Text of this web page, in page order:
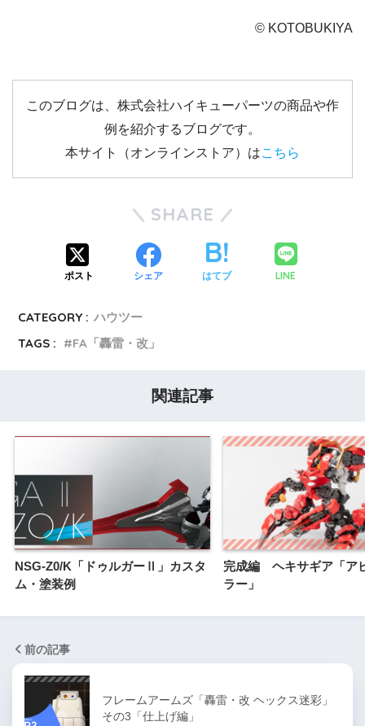
© KOTOBUKIYA
このブログは、株式会社ハイキューパーツの商品や作
例を紹介するブログです。
本サイト（オンラインストア）はこちら
SHARE
ポスト シェア はてブ LINE
CATEGORY : ハウツー
TAGS :
FA「轟雷・改」
関連記事
NSG-Z0/K「ドゥルガーⅡ」カスタ
ム・塗装例
完成編 ヘキサギア「ア
ラー」
前の記事
フレームアームズ「轟雷・改 ヘックス迷彩」
その3「仕上げ編」